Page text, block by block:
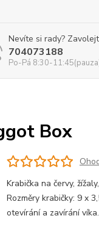
Nevíte si rady?
704073188
Po-Pá 8:30-
Box
Krabička na červy,
Rozměry krabičky: 9 x
otevírání a zavírání víka.